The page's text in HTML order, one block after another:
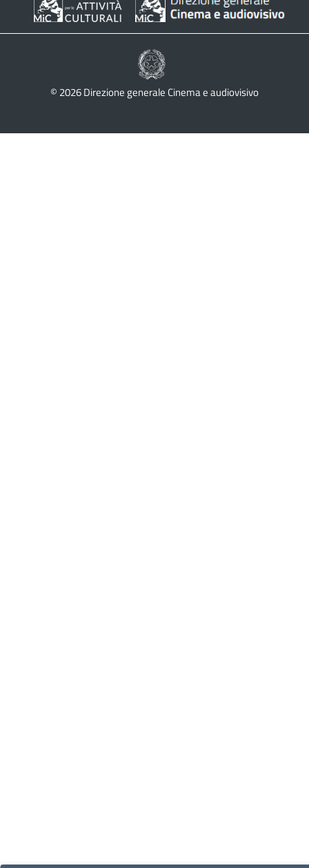
© 2026 Direzione generale Cinema e audiovisivo